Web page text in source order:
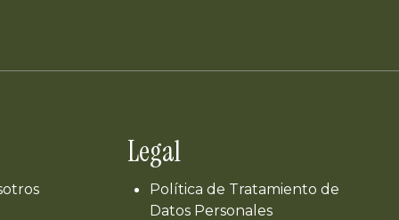
Legal
Política de Tratamiento de
Datos Personales